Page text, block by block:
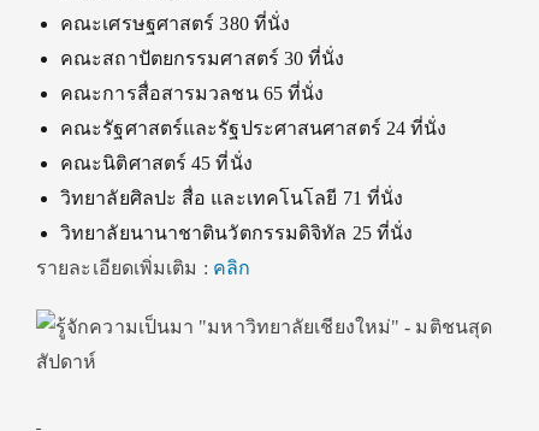
คณะเศรษฐศาสตร์ 380 ที่นั่ง
คณะสถาปัตยกรรมศาสตร์ 30 ที่นั่ง
คณะการสื่อสารมวลชน 65 ที่นั่ง
คณะรัฐศาสตร์และรัฐประศาสนศาสตร์ 24 ที่นั่ง
คณะนิติศาสตร์ 45 ที่นั่ง
วิทยาลัยศิลปะ สื่อ และเทคโนโลยี 71 ที่นั่ง
วิทยาลัยนานาชาตินวัตกรรมดิจิทัล 25 ที่นั่ง
รายละเอียดเพิ่มเติม : คลิก